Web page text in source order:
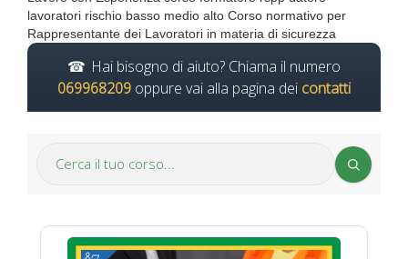
lavoratori rischio basso medio alto Corso normativo per
Rappresentante dei Lavoratori in materia di sicurezza
Hai bisogno di aiuto? Chiama il numero
069968209 oppure vai alla pagina dei contatti